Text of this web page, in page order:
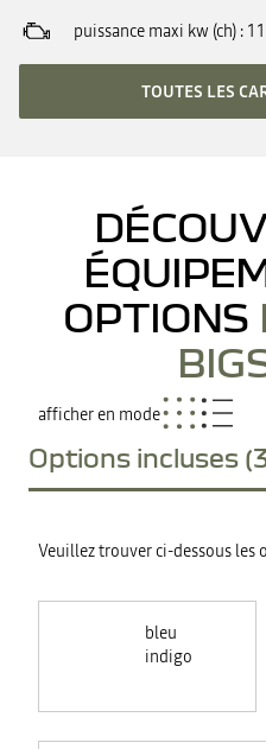
puissance maxi kw (ch)
TOUTES LES
OPTIONS
afficher en mode
Options incluses
Veuillez trouver ci-dessous les
bleu
indigo